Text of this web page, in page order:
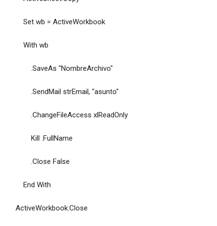
Set wb = ActiveWorkbook
With wb
.SaveAs "NombreArchivo"
.SendMail strEmail, "asunto"
.ChangeFileAccess xlReadOnly
Kill .FullName
.Close False
End With
ActiveWorkbook.Close